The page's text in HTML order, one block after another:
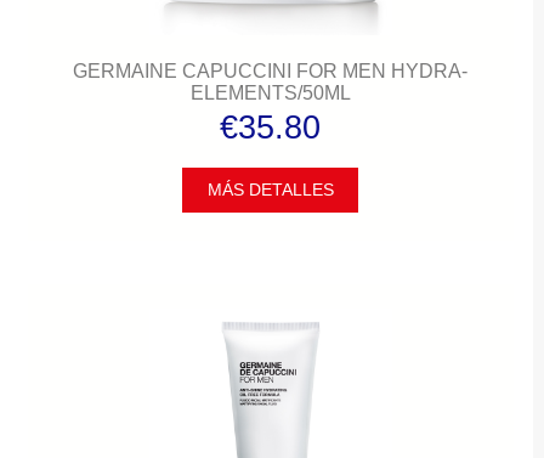
GERMAINE CAPUCCINI FOR MEN HYDRA-
ELEMENTS/50ML
€35.80
MÁS DETALLES